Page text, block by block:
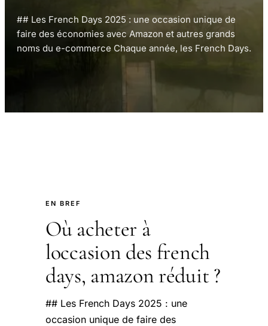
## Les French Days 2025 : une occasion unique de
faire des économies avec Amazon et autres grands
noms du e-commerce Chaque année, les French Days.
EN BREF
Où acheter à
loccasion des french
days, amazon réduit ?
## Les French Days 2025 : une
occasion unique de faire des